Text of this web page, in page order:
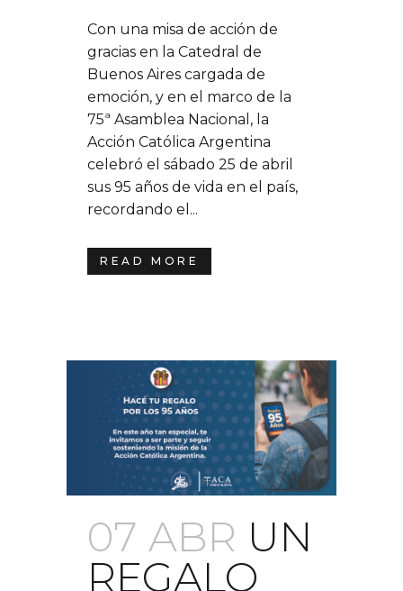
Con una misa de acción de
gracias en la Catedral de
Buenos Aires cargada de
emoción, y en el marco de la
75ª Asamblea Nacional, la
Acción Católica Argentina
celebró el sábado 25 de abril
sus 95 años de vida en el país,
recordando el...
READ MORE
07 ABR UN
REGALO